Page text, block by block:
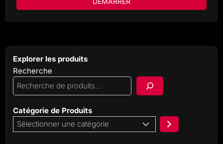
Explorer les produits
Recherche
Catégorie de Produits
Sélectionner
une